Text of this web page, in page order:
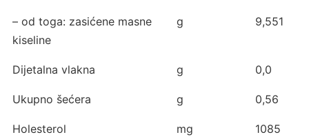
– od toga: zasićene masne
kiseline
g 9,551
Dijetalna vlakna g 0,0
Ukupno šećera g 0,56
Holesterol mg 1085